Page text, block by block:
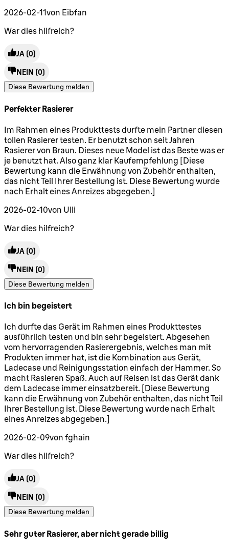
2026-02-11von Eibfan
War dies hilfreich?
JA (0)
NEIN (0)
Diese Bewertung melden
Perfekter Rasierer
5 Sterne von maximal 5
Im Rahmen eines Produkttests durfte mein Partner diesen
tollen Rasierer testen. Er benutzt schon seit Jahren
Rasierer von Braun. Dieses neue Model ist das Beste was er
je benutzt hat. Also ganz klar Kaufempfehlung [Diese
Bewertung kann die Erwähnung von Zubehör enthalten,
das nicht Teil Ihrer Bestellung ist. Diese Bewertung wurde
nach Erhalt eines Anreizes abgegeben.]
2026-02-10von Ulli
War dies hilfreich?
JA (0)
NEIN (0)
Diese Bewertung melden
Ich bin begeistert
5 Sterne von maximal 5
Ich durfte das Gerät im Rahmen eines Produkttestes
ausführlich testen und bin sehr begeistert. Abgesehen
vom hervorragenden Rasierergebnis, welches man mit
Produkten immer hat, ist die Kombination aus Gerät,
Ladecase und Reinigungsstation einfach der Hammer. So
macht Rasieren Spaß. Auch auf Reisen ist das Gerät dank
dem Ladecase immer einsatzbereit. [Diese Bewertung
kann die Erwähnung von Zubehör enthalten, das nicht Teil
Ihrer Bestellung ist. Diese Bewertung wurde nach Erhalt
eines Anreizes abgegeben.]
2026-02-09von fghain
War dies hilfreich?
JA (0)
NEIN (0)
Diese Bewertung melden
Sehr guter Rasierer, aber nicht gerade billig